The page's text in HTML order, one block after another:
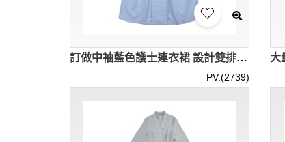
訂做中袖藍色護士連衣裙 設計雙排釦企領隱形袋口設計 護士服製衣廠 SKU060
PV:(2739)